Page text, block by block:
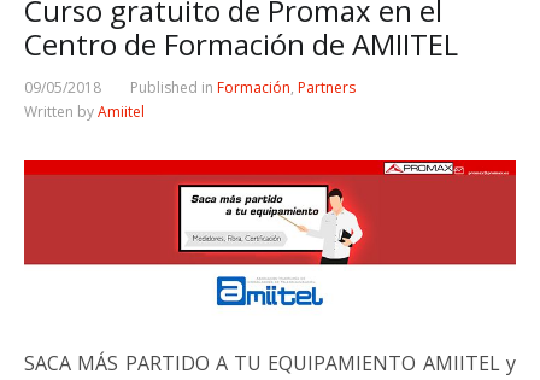
Curso gratuito de Promax en el
Centro de Formación de AMIITEL
09/05/2018 Published in Formación, Partners
Written byAmiitel
SACA MÁS PARTIDO A TU EQUIPAMIENTO AMIITEL y